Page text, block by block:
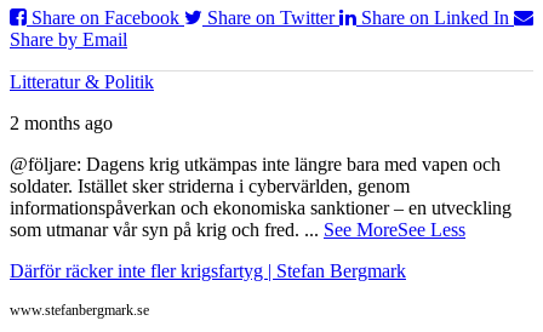
Share on Facebook
Share on Twitter
Share on Linked In
Share by Email
Litteratur & Politik
2 months ago
@följare: Dagens krig utkämpas inte längre bara med vapen och
soldater. Istället sker striderna i cybervärlden, genom
informationspåverkan och ekonomiska sanktioner – en utveckling
som utmanar vår syn på krig och fred. ... See MoreSee Less
Därför räcker inte fler krigsfartyg | Stefan Bergmark
www.stefanbergmark.se